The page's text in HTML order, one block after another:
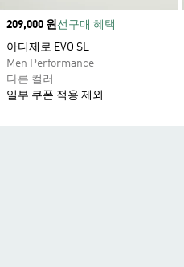
Price
209,000 원선구매 혜택
아디제로 EVO SL
Men Performance
다른 컬러
일부 쿠폰 적용 제외